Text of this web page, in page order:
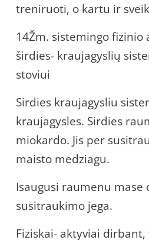
treniruoti, o kartu ir
14Žm. sistemingo fizinio
širdies- kraujagyslių
stoviui
Sirdies kraujagysliu
kraujagysles. Sirdies
miokardo. Jis per
maisto medziagu.
Isaugusi raumenu mase
susitraukimo jega.
Fiziskai- aktyviai